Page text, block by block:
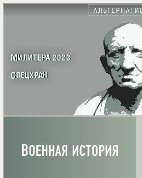
МИЛИТЕРА 2023
СПЕЦХРАН
ВОЕННАЯ ИСТОРИЯ